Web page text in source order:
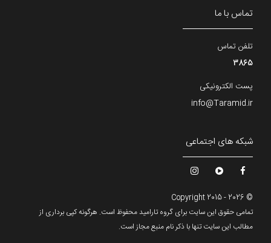
تماس با ما
تلفن تماس
3865
پست الکترونیکی
info@Taramid.ir
شبکه های اجتماعی
© Copyright 2015 - 2026
تمامی حقوق این سایت برای گروه تارامید محفوظ است. هرگونه کپی برداری از
مطالب این سایت تنها با ذکر نام منبع مجاز است.